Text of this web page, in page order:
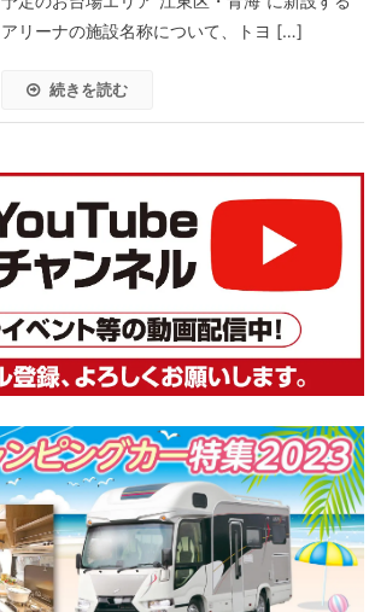
アリーナの施設名称について、トヨ […]
続きを読む